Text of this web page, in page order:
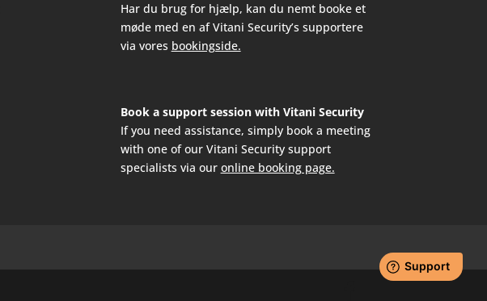
Har du brug for hjælp, kan du nemt booke et
møde med en af Vitani Security’s supportere
via vores bookingside.
Book a support session with Vitani Security
If you need assistance, simply book a meeting
with one of our Vitani Security support
specialists via our online booking page.